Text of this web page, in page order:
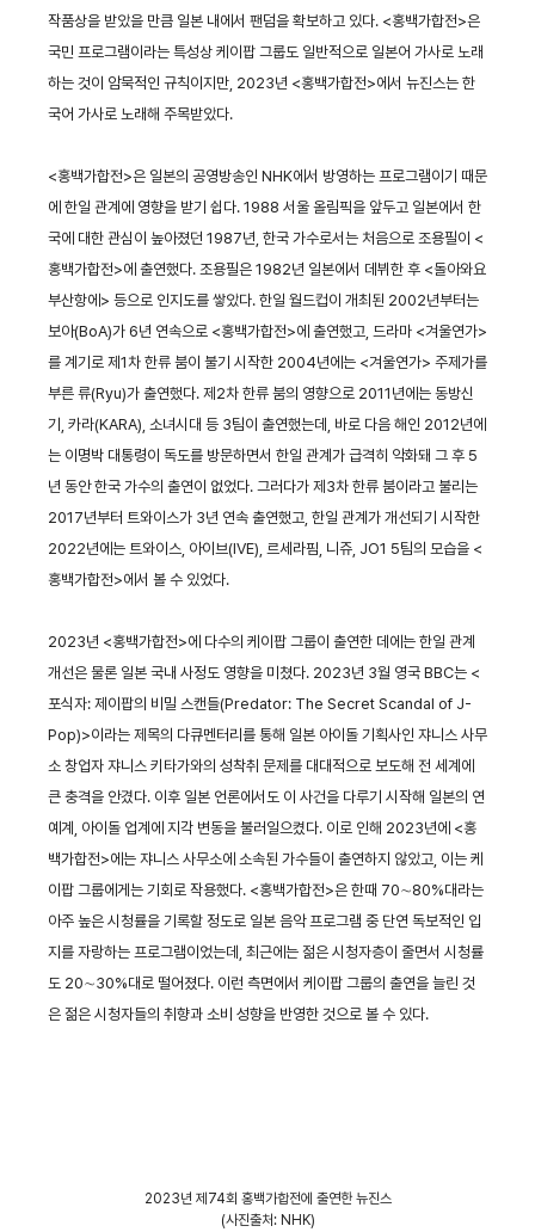
작품상을 받았을 만큼 일본 내에서 팬덤을 확보하고 있다. <홍백가합전>은
국민 프로그램이라는 특성상 케이팝 그룹도 일반적으로 일본어 가사로 노래
하는 것이 암묵적인 규칙이지만, 2023년 <홍백가합전>에서 뉴진스는 한
국어 가사로 노래해 주목받았다.
<홍백가합전>은 일본의 공영방송인 NHK에서 방영하는 프로그램이기 때문
에 한일 관계에 영향을 받기 쉽다. 1988 서울 올림픽을 앞두고 일본에서 한
국에 대한 관심이 높아졌던 1987년, 한국 가수로서는 처음으로 조용필이 <
홍백가합전>에 출연했다. 조용필은 1982년 일본에서 데뷔한 후 <돌아와요
부산항에> 등으로 인지도를 쌓았다. 한일 월드컵이 개최된 2002년부터는
보아(BoA)가 6년 연속으로 <홍백가합전>에 출연했고, 드라마 <겨울연가>
를 계기로 제1차 한류 붐이 불기 시작한 2004년에는 <겨울연가> 주제가를
부른 류(Ryu)가 출연했다. 제2차 한류 붐의 영향으로 2011년에는 동방신
기, 카라(KARA), 소녀시대 등 3팀이 출연했는데, 바로 다음 해인 2012년에
는 이명박 대통령이 독도를 방문하면서 한일 관계가 급격히 악화돼 그 후 5
년 동안 한국 가수의 출연이 없었다. 그러다가 제3차 한류 붐이라고 불리는
2017년부터 트와이스가 3년 연속 출연했고, 한일 관계가 개선되기 시작한
2022년에는 트와이스, 아이브(IVE), 르세라핌, 니쥬, JO1 5팀의 모습을 <
홍백가합전>에서 볼 수 있었다.
2023년 <홍백가합전>에 다수의 케이팝 그룹이 출연한 데에는 한일 관계
개선은 물론 일본 국내 사정도 영향을 미쳤다. 2023년 3월 영국 BBC는 <
포식자: 제이팝의 비밀 스캔들(Predator: The Secret Scandal of J-
Pop)>이라는 제목의 다큐멘터리를 통해 일본 아이돌 기획사인 쟈니스 사무
소 창업자 쟈니스 키타가와의 성착취 문제를 대대적으로 보도해 전 세계에
큰 충격을 안겼다. 이후 일본 언론에서도 이 사건을 다루기 시작해 일본의 연
예계, 아이돌 업계에 지각 변동을 불러일으켰다. 이로 인해 2023년에 <홍
백가합전>에는 쟈니스 사무소에 소속된 가수들이 출연하지 않았고, 이는 케
이팝 그룹에게는 기회로 작용했다. <홍백가합전>은 한때 70∼80%대라는
아주 높은 시청률을 기록할 정도로 일본 음악 프로그램 중 단연 독보적인 입
지를 자랑하는 프로그램이었는데, 최근에는 젊은 시청자층이 줄면서 시청률
도 20∼30%대로 떨어졌다. 이런 측면에서 케이팝 그룹의 출연을 늘린 것
은 젊은 시청자들의 취향과 소비 성향을 반영한 것으로 볼 수 있다.
2023년 제74회 홍백가합전에 출연한 뉴진스
(사진출처: NHK)